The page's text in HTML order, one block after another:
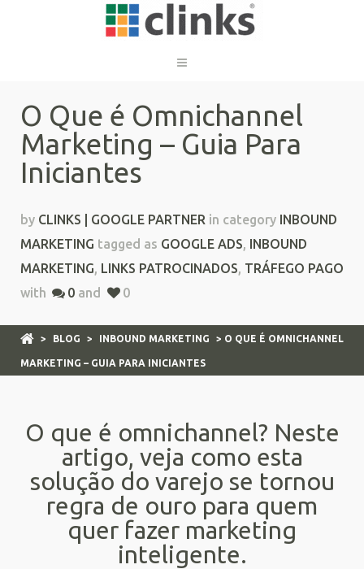
O Que é Omnichannel
Marketing – Guia Para
Iniciantes
by CLINKS | GOOGLE PARTNER in category INBOUND
MARKETING tagged as GOOGLE ADS, INBOUND
MARKETING, LINKS PATROCINADOS, TRÁFEGO PAGO
with
0 and 0
> BLOG > INBOUND MARKETING > O QUE É OMNICHANNEL
MARKETING – GUIA PARA INICIANTES
O que é omnichannel? Neste
artigo, veja como esta
solução do varejo se tornou
regra de ouro para quem
quer fazer marketing
inteligente.